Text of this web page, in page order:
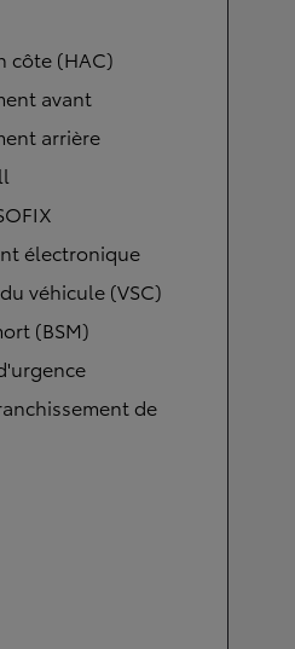
côte (HAC)
avant
arrière
électronique
véhicule (VSC)
(BSM)
de